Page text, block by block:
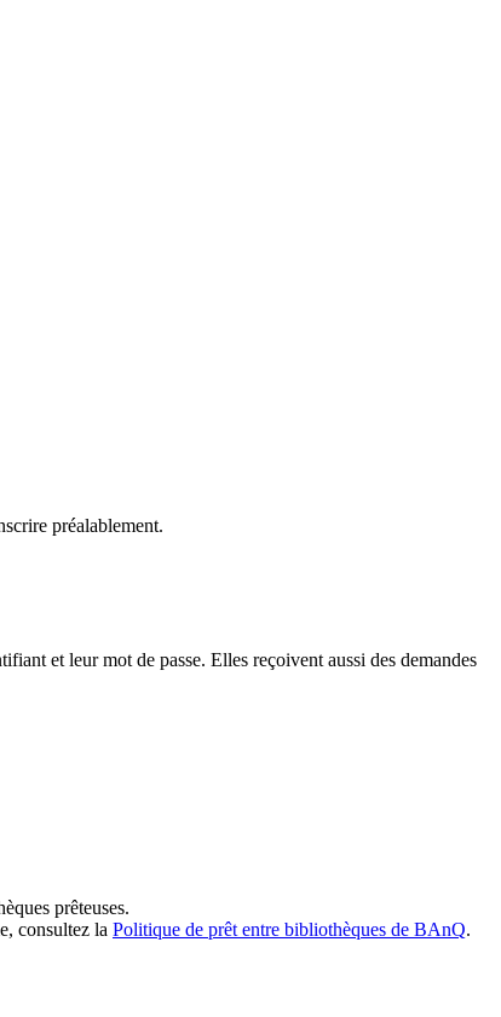
préalablement.
et leur mot de passe. Elles reçoivent aussi des demandes
prêteuses.
consultez la Politique de prêt entre bibliothèques de BAnQ.